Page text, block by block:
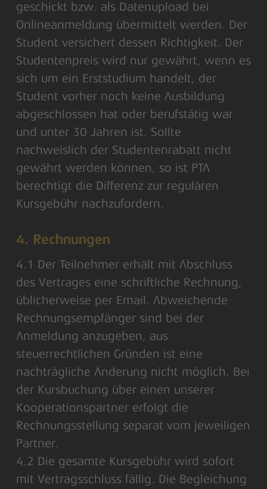
geschickt bzw. als Datenupload bei
Onlineanmeldung übermittelt werden. Der
Student versichert dessen Richtigkeit. Der
Studentenpreis wird nur gewährt, wenn es
sich um ein Erststudium handelt, der
Student vorher noch keine Ausbildung
abgeschlossen hat oder berufstätig war
und unter 30 Jahren ist. Sollte
nachweislich der Studentenrabatt nicht
gewährt werden können, so ist PTA
berechtigt die Differenz zur regulären
Kursgebühr nachzufordern.
4. Rechnungen
4.1 Der Teilnehmer erhält mit Abschluss
des Vertrages eine schriftliche Rechnung,
üblicherweise per Email. Abweichende
Rechnungsempfänger sind bei der
Anmeldung anzugeben, aus
steuerrechtlichen Gründen ist eine
nachträgliche Änderung nicht möglich. Bei
der Kursbuchung über einen unserer
Kooperationspartner erfolgt die
Rechnungsstellung separat vom jeweiligen
Partner.
4.2 Die gesamte Kursgebühr wird sofort
mit Vertragsschluss fällig. Die Begleichung